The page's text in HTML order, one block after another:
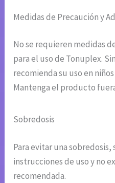
Medidas de Precaución y
No se requieren medidas
para el uso de Tonuplex.
recomienda su uso en
Mantenga el producto
Sobredosis
Para evitar una
instrucciones de uso y no
recomendada.